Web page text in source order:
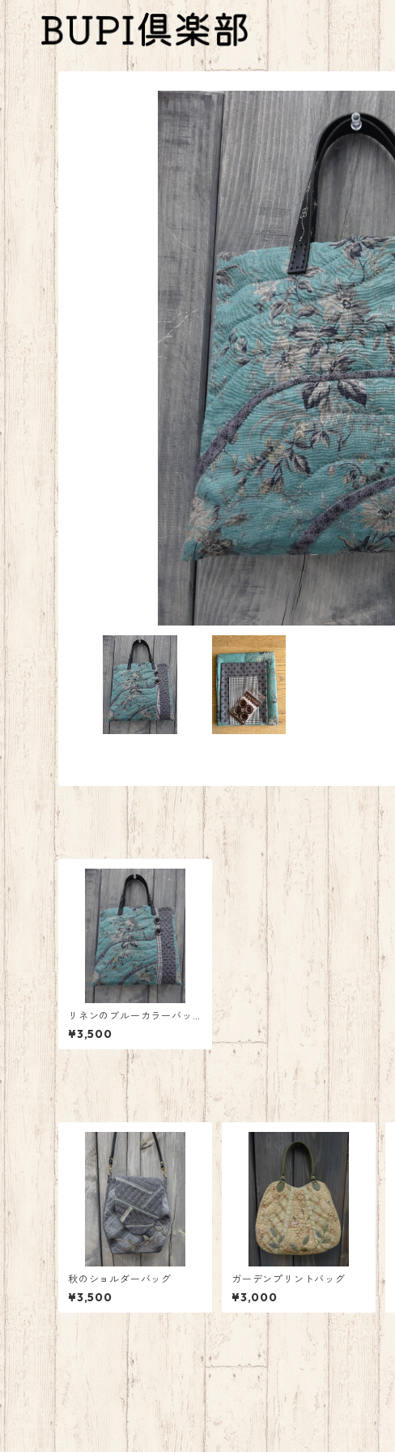
リネンのブルーカラーバッ
グ
¥3,500
秋のショルダーバッグ
¥3,500
ガーデンプリントバッグ
¥3,000